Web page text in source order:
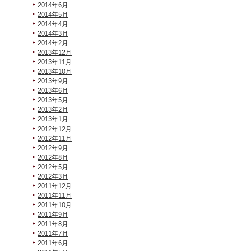
2014年6月
2014年5月
2014年4月
2014年3月
2014年2月
2013年12月
2013年11月
2013年10月
2013年9月
2013年6月
2013年5月
2013年2月
2013年1月
2012年12月
2012年11月
2012年9月
2012年8月
2012年5月
2012年3月
2011年12月
2011年11月
2011年10月
2011年9月
2011年8月
2011年7月
2011年6月